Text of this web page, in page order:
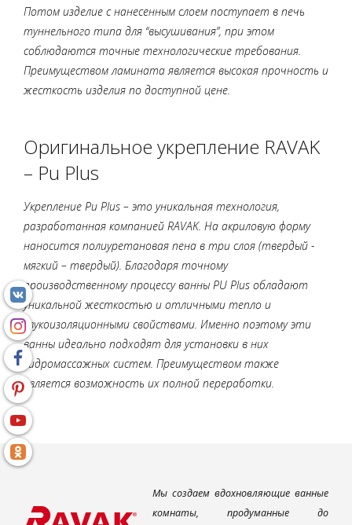
Потом изделие с нанесенным слоем поступает в печь
туннельного типа для “высушивания”, при этом
соблюдаются точные технологические требования.
Преимуществом ламината является высокая прочность и
жесткость изделия по доступной цене.
Оригинальное укрепление RAVAK
– Pu Plus
Укрепление Pu Plus – это уникальная технология,
разработанная компанией RAVAK. На акриловую форму
наносится полиуретановая пена в три слоя (твердый -
мягкий – твердый). Благодаря точному
производственному процессу ванны PU Plus обладают
уникальной жесткостью и отличными тепло и
звукоизоляционными свойствами. Именно поэтому эти
ванны идеально подходят для установки в них
гидромассажных систем. Преимуществом также
является возможность их полной переработки.
Мы создаем вдохновляющие ванные
комнаты, продуманные до